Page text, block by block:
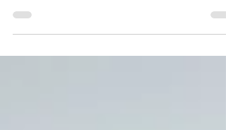
membros de nossa comunidade no
sobre qual o modelo de vendas adotado
empresa,...